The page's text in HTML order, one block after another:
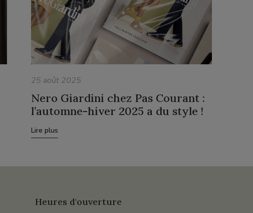
25 août 2025
Nero Giardini chez Pas Courant :
l’automne-hiver 2025 a du style !
Lire plus
Heures d'ouverture